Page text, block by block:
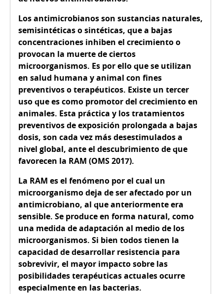
Los antimicrobianos son sustancias naturales,
semisintéticas o sintéticas, que a bajas
concentraciones inhiben el crecimiento o
provocan la muerte de ciertos
microorganismos. Es por ello que se utilizan
en salud humana y animal con fines
preventivos o terapéuticos. Existe un tercer
uso que es como promotor del crecimiento en
animales. Esta práctica y los tratamientos
preventivos de exposición prolongada a bajas
dosis, son cada vez más desestimulados a
nivel global, ante el descubrimiento de que
favorecen la RAM (OMS 2017).
La RAM es el fenómeno por el cual un
microorganismo deja de ser afectado por un
antimicrobiano, al que anteriormente era
sensible. Se produce en forma natural, como
una medida de adaptación al medio de los
microorganismos. Si bien todos tienen la
capacidad de desarrollar resistencia para
sobrevivir, el mayor impacto sobre las
posibilidades terapéuticas actuales ocurre
especialmente en las bacterias.